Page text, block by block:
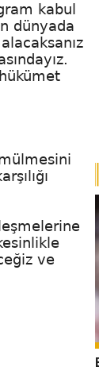
kabul
dünyada
ve